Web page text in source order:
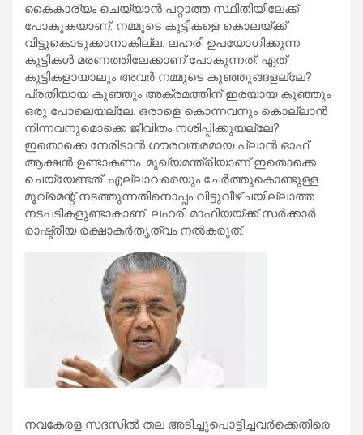
കൈകാര്യം ചെയ്യാന്‍ പറ്റാത്ത സ്ഥിതിയിലേക്ക്
പോകുകയാണ്. നമ്മുടെ കുട്ടികളെ കൊലയ്ക്ക്
വിട്ടുകൊടുക്കാനാകില്ല. ലഹരി ഉപയോഗിക്കുന്ന
കുട്ടികള്‍ മരണത്തിലേക്കാണ് പോകുന്നത്. ഏത്
കുട്ടികളായാലും അവര്‍ നമ്മുടെ കുഞ്ഞുങ്ങളല്ലേ?
പ്രതിയായ കുഞ്ഞും അക്രമത്തിന് ഇരയായ കുഞ്ഞും
ഒരു പോലെയല്ലേ. ഒരാളെ കൊന്നവനും കൊല്ലാന്‍
നിന്നവനുമൊക്കെ ജീവിതം നശിപ്പിക്കുയല്ലേ?
ഇതൊക്കെ നേരിടാന്‍ ഗൗരവതരമായ പ്ലാന്‍ ഓഫ്
ആക്ഷന്‍ ഉണ്ടാകണം. മുഖ്യമന്ത്രിയാണ് ഇതൊക്കെ
ചെയ്യേണ്ടത്. എല്ലാവരെയും ചേര്‍ത്തുകൊണ്ടുള്ള
മൂവ്‌മെന്റ് നടത്തുന്നതിനൊപ്പം വിട്ടുവീഴ്ചയില്ലാത്ത
നടപടികളുണ്ടാകാണ്. ലഹരി മാഫിയയ്ക്ക് സര്‍ക്കാര്‍
രാഷ്ട്രീയ രക്ഷാകര്‍തൃത്വം നല്‍കരുത്.
നവകേരള സദസില്‍ തല അടിച്ചുപൊട്ടിച്ചവര്‍ക്കെതിരെ